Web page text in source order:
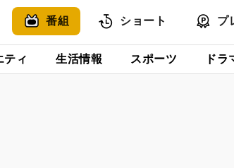
番組 ショート プ
ティ 生活情報 スポーツ ドラ